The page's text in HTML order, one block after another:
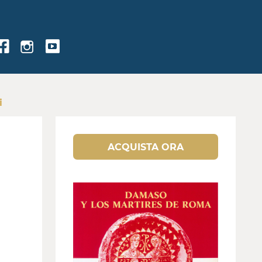
ACQUISTA ORA